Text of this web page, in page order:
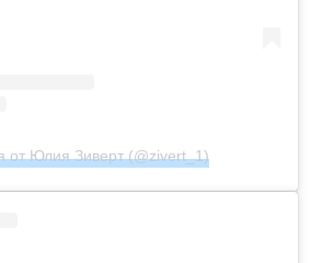
от Юлия Зиверт (@zivert_1)